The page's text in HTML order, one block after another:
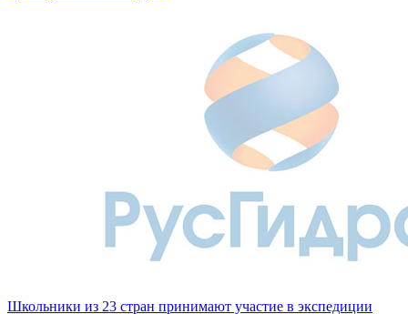
Школьники из 23 стран принимают участие в экспедиции